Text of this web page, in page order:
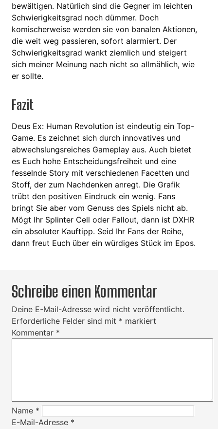
bewältigen. Natürlich sind die Gegner im leichten
Schwierigkeitsgrad noch dümmer. Doch
komischerweise werden sie von banalen Aktionen,
die weit weg passieren, sofort alarmiert. Der
Schwierigkeitsgrad wankt ziemlich und steigert
sich meiner Meinung nach nicht so allmählich, wie
er sollte.
Fazit
Deus Ex: Human Revolution ist eindeutig ein Top-
Game. Es zeichnet sich durch innovatives und
abwechslungsreiches Gameplay aus. Auch bietet
es Euch hohe Entscheidungsfreiheit und eine
fesselnde Story mit verschiedenen Facetten und
Stoff, der zum Nachdenken anregt. Die Grafik
trübt den positiven Eindruck ein wenig. Fans
bringt Sie aber vom Genuss des Spiels nicht ab.
Mögt Ihr Splinter Cell oder Fallout, dann ist DXHR
ein absoluter Kauftipp. Seid Ihr Fans der Reihe,
dann freut Euch über ein würdiges Stück im Epos.
Schreibe einen Kommentar
Deine E-Mail-Adresse wird nicht veröffentlicht.
Erforderliche Felder sind mit * markiert
Kommentar *
Name *
E-Mail-Adresse *